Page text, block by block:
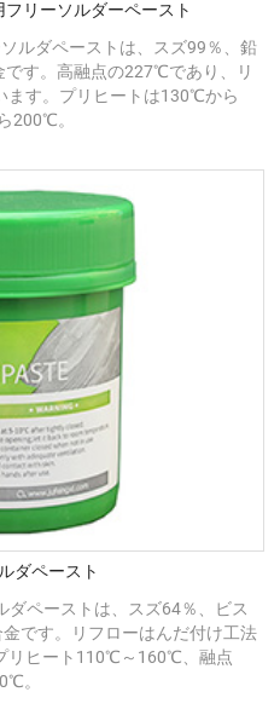
リーソルダーペースト
ルダペーストは、スズ99％、鉛
す。高融点の227℃であり、リ
ます。プリヒートは130℃から
200℃。
ダペースト
ダペーストは、スズ64％、ビス
です。リフローはんだ付け工法
リヒート110℃～160℃、融点
。